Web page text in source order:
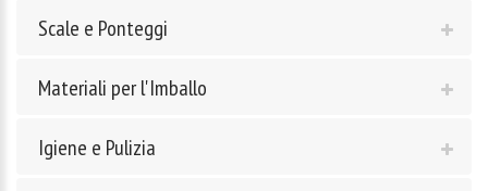
Scale e Ponteggi
Materiali per l'Imballo
Igiene e Pulizia